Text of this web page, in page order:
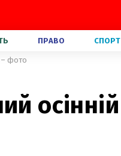
ПРАВО СПОРТ
– фото
осінній